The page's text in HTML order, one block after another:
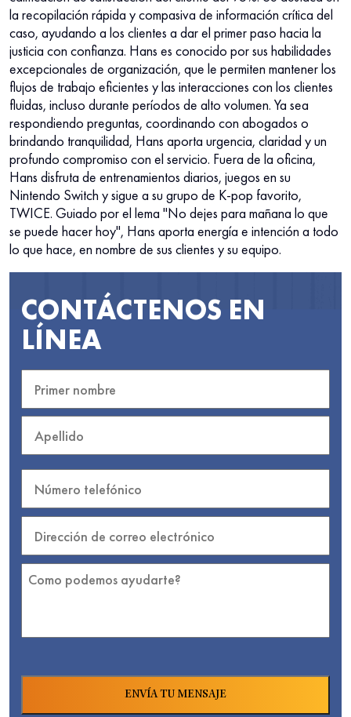
la recopilación rápida y compasiva de información crítica del
caso, ayudando a los clientes a dar el primer paso hacia la
justicia con confianza. Hans es conocido por sus habilidades
excepcionales de organización, que le permiten mantener los
flujos de trabajo eficientes y las interacciones con los clientes
fluidas, incluso durante períodos de alto volumen. Ya sea
respondiendo preguntas, coordinando con abogados o
brindando tranquilidad, Hans aporta urgencia, claridad y un
profundo compromiso con el servicio. Fuera de la oficina,
Hans disfruta de entrenamientos diarios, juegos en su
Nintendo Switch y sigue a su grupo de K-pop favorito,
TWICE. Guiado por el lema "No dejes para mañana lo que
se puede hacer hoy", Hans aporta energía e intención a todo
lo que hace, en nombre de sus clientes y su equipo.
CONTÁCTENOS EN
LÍNEA